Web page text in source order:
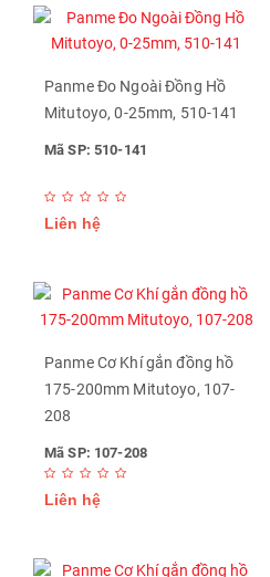
Panme Đo Ngoài Đồng Hồ
Mitutoyo, 0-25mm, 510-141
Mã SP: 510-141
Liên hệ
Panme Cơ Khí gắn đồng hồ
175-200mm Mitutoyo, 107-
208
Mã SP: 107-208
Liên hệ